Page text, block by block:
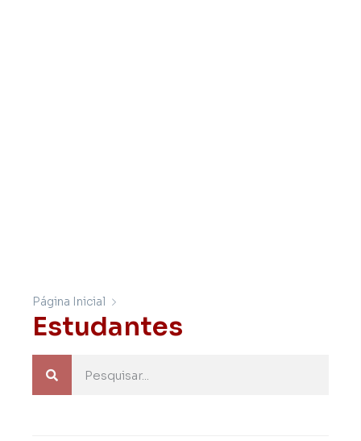
Estudantes
Página Inicial